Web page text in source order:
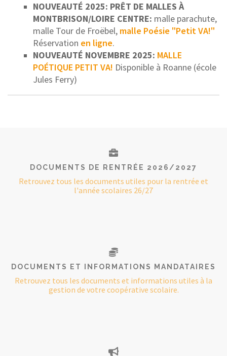
NOUVEAUTÉ 2025: PRÊT DE MALLES À
MONTBRISON/LOIRE CENTRE: malle parachute,
malle Tour de Froëbel, malle Poésie "Petit VA!"
Réservation en ligne.
NOUVEAUTÉ NOVEMBRE 2025: MALLE
POÉTIQUE PETIT VA! Disponible à Roanne (école
Jules Ferry)
DOCUMENTS DE RENTRÉE 2026/2027
Retrouvez tous les documents utiles pour la rentrée et
l'année scolaires 26/27
DOCUMENTS ET INFORMATIONS MANDATAIRES
Retrouvez tous les documents et informations utiles à la
gestion de votre coopérative scolaire.